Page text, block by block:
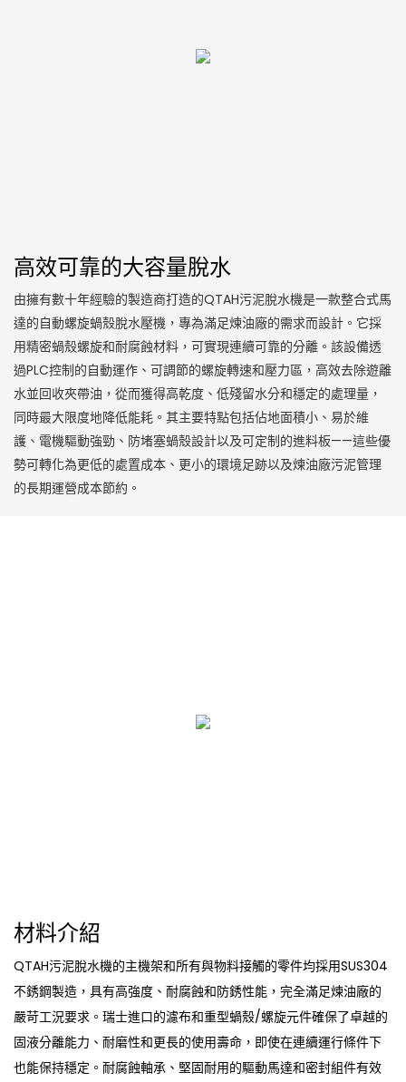
高效可靠的大容量脫水
由擁有數十年經驗的製造商打造的QTAH污泥脫水機是一款整合式馬
達的自動螺旋蝸殼脫水壓機，專為滿足煉油廠的需求而設計。它採
用精密蝸殼螺旋和耐腐蝕材料，可實現連續可靠的分離。該設備透
過PLC控制的自動運作、可調節的螺旋轉速和壓力區，高效去除遊離
水並回收夾帶油，從而獲得高乾度、低殘留水分和穩定的處理量，
同時最大限度地降低能耗。其主要特點包括佔地面積小、易於維
護、電機驅動強勁、防堵塞蝸殼設計以及可定制的進料板——這些優
勢可轉化為更低的處置成本、更小的環境足跡以及煉油廠污泥管理
的長期運營成本節約。
材料介紹
QTAH污泥脫水機的主機架和所有與物料接觸的零件均採用SUS304
不銹鋼製造，具有高強度、耐腐蝕和防銹性能，完全滿足煉油廠的
嚴苛工況要求。瑞士進口的濾布和重型蝸殼/螺旋元件確保了卓越的
固液分離能力、耐磨性和更長的使用壽命，即使在連續運行條件下
也能保持穩定。耐腐蝕軸承、堅固耐用的驅動馬達和密封組件有效